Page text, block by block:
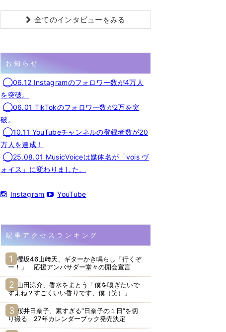
全てのインタビューをみる
お知らせ
◯06.12 Instagramのフォロワー数が4万人
を突破。
◯06.01 TikTokのフォロワー数が2万を突
破。
◯10.11 YouTubeチャンネルの登録者数が20
万人を達成！
◯25.08.01 MusicVoiceは媒体名が「vois ヴ
ォイス」に変わりました。
Instagram YouTube
記事アクセスランキング
櫻坂46山﨑天、ギターかき鳴らし「行くぞ
ー！」 応援アンバサダー堂々の開会宣言
山田涼介、香水をまとう「僕を嗅ぎたいで
すよね？すごくいい香りです、僕（笑）」
桜井日奈子、素すぎる“日奈子の１日”を切
り撮る 27年カレンダーブック発売決定